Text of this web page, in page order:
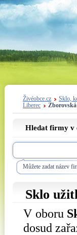
Živéobce.cz Sklo,
Liberec
Zborovská
Hledat firmy v
Můžete zadat název
Sklo
V oboru
dosud